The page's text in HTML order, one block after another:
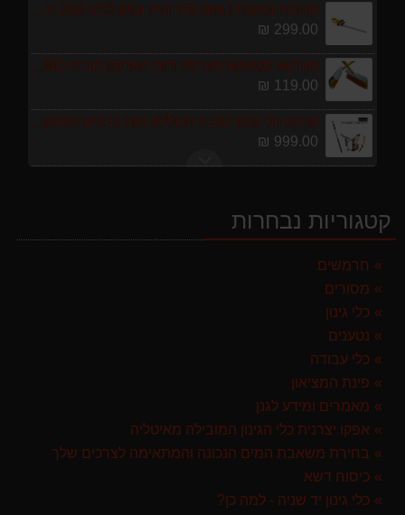
מגזמת נטענת | גוזם גדר חיה נטען GARLAND SET KEEPER 20V 252-V23 גוף בלבד
299.00 ₪
מגרטא מטאטא מגרפה דגם האדסון מבית GARLAND ספרד
119.00 ₪
ערכת כלי גינון לגובה הכוללת מוט גבהים טלסקופי 5 מטר, מסור, תוכי ומספרי גבהים גדר חי גרלנד GARLAND באנדל האדסון
999.00 ₪
299.00 ₪
119.00 ₪
999.00 ₪
קטגוריות נבחרות
חרמשים
מסורים
כלי גינון
נטענים
כלי עבודה
פינת המציאון
מאמרים ומידע לגנן
אפקו יצרנית כלי הגינון המובילה מאיטליה
בחירת משאבת המים הנכונה והמתאימה לצרכים שלך
כיסוח דשא
כלי גינון יד שניה - למה כן?